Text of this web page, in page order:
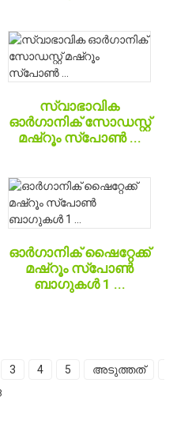
സ്വാഭാവിക
ഓർഗാനിക് സോഡസ്റ്റ്
മഷ്റൂം സ്പോൺ ...
ഓർഗാനിക് ഷൈറ്റേക്ക്
മഷ്റൂം സ്പോൺ
ബാഗുകൾ 1 ...
3 4 5 അടുത്തത്